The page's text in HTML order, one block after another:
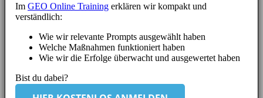
Im GEO Online Training erklären wir kompakt und
verständlich:
Wie wir relevante Prompts ausgewählt haben
Welche Maßnahmen funktioniert haben
Wie wir die Erfolge überwacht und ausgewertet haben
Bist du dabei?